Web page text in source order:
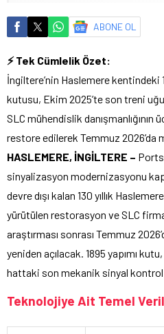
ABONE OL
⚡ Tek Cümlelik Özet:
İngiltere’nin Haslemere kentindeki
kutusu, Ekim 2025’te son treni
SLC mühendislik danışmanlığının
restore edilerek Temmuz 2026’da
HASLEMERE, İNGİLTERE –
sinyalizasyon modernizasyonu
devre dışı kalan 130 yıllık
yürütülen restorasyon ve SLC
araştırması sonrası Temmuz
yeniden açılacak. 1895 yapımı
hattaki son mekanik sinyal kontrol
Teknolojiye Ait Temel